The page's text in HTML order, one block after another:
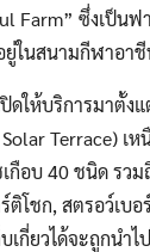
Farm” ซึ่งเป็น
ยู่ในสนามกีฬาอา
ให้บริการมาตั้ง
Terrace) เ
กือบ 40 ชนิด รวม
ติโชก, สตรอว์เบอ
กี่ยวได้จะถูกนำไ